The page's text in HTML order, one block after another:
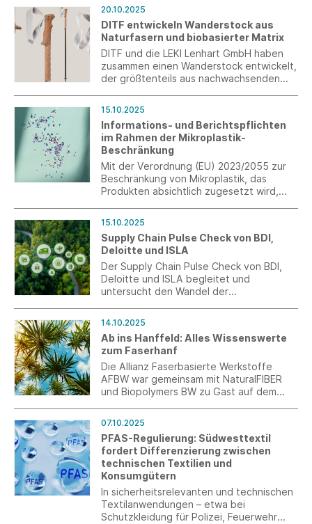
Daten für die Vorbereitung der SEAC-
Konsultation zur geplanten PFAS-
Beschränkung zu sammeln. Die Umfrage
läuft bis zum 31. Dezember 2025.
20.10.2025
DITF entwickeln Wanderstock aus
Naturfasern und biobasierter Matrix
DITF und die LEKI Lenhart GmbH haben
zusammen einen Wanderstock entwickelt,
der größtenteils aus nachwachsenden
in der Outdoor-Branche eine hohe
Leistungsfähigkeit bieten.
15.10.2025
Informations- und Berichtspflichten
im Rahmen der Mikroplastik-
Beschränkung
Mit der Verordnung (EU) 2023/2055 zur
Beschränkung von Mikroplastik, das
Produkten absichtlich zugesetzt wird,
schrittweise Berichtspflichten in Kraft. Wir
geben Ihnen einen Überblick über den
Anwendungsbereich, die für
Textilunternehmen relevanten
Ausnahmen sowie die zeitlichen Pflichten.
15.10.2025
Supply Chain Pulse Check von BDI,
Deloitte und ISLA
Der Supply Chain Pulse Check von BDI,
Deloitte und ISLA begleitet und
untersucht den Wandel der
Ausgabe gestartet. Ergebnisse werden
branchenübergreifend in einer Studie
veröffentlicht.
14.10.2025
Ab ins Hanffeld: Alles Wissenswerte
zum Faserhanf
Die Allianz Faserbasierte Werkstoffe
AFBW war gemeinsam mit NaturalFIBER
und Biopolymers BW zu Gast auf dem
Hohenheim.
07.10.2025
PFAS-Regulierung: Südwesttextil
fordert Differenzierung zwischen
technischen Textilien und
Konsumgütern
In sicherheitsrelevanten und technischen
Textilanwendungen – etwa bei
Schutzkleidung für Polizei, Feuerwehr